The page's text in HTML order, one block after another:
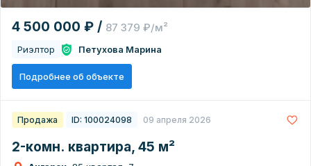
4 500 000 ₽ / 87 379 ₽/м²
Риэлтор Петухова Марина
Подробнее об объекте
Продажа ID: 100024098 09 апреля 2026
2-комн. квартира, 45 м²